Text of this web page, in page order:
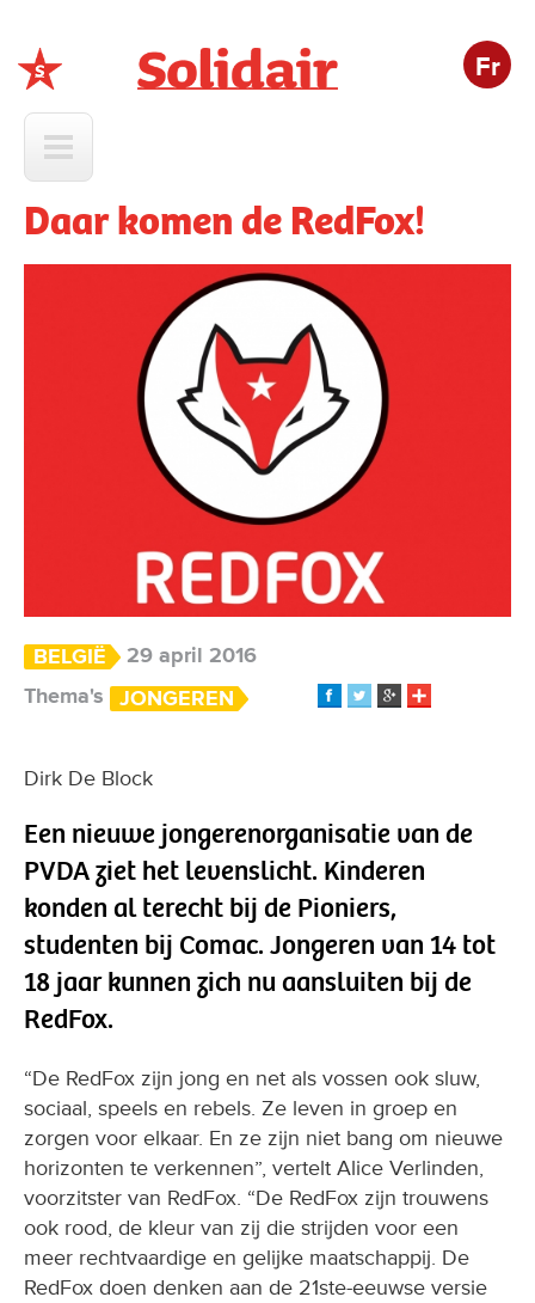
Fr
Daar komen de RedFox!
BELGIË
29 april 2016
Thema's
JONGEREN
Dirk De Block
Een nieuwe jongerenorganisatie van de
PVDA ziet het levenslicht. Kinderen
konden al terecht bij de Pioniers,
studenten bij Comac. Jongeren van 14 tot
18 jaar kunnen zich nu aansluiten bij de
RedFox.
“De RedFox zijn jong en net als vossen ook sluw,
sociaal, speels en rebels. Ze leven in groep en
zorgen voor elkaar. En ze zijn niet bang om nieuwe
horizonten te verkennen”, vertelt Alice Verlinden,
voorzitster van RedFox. “De RedFox zijn trouwens
ook rood, de kleur van zij die strijden voor een
meer rechtvaardige en gelijke maatschappij. De
RedFox doen denken aan de 21ste-eeuwse versie